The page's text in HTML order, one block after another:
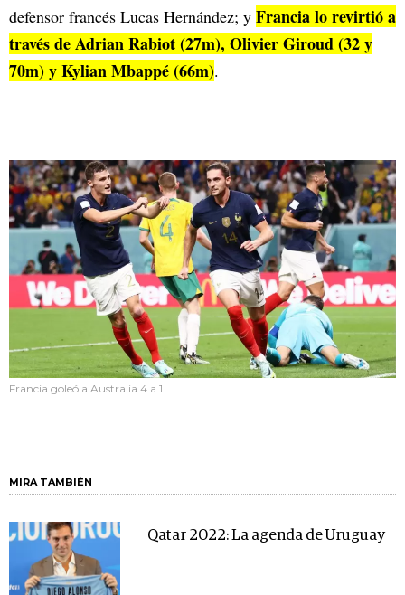
defensor francés Lucas Hernández; y Francia lo revirtió a
través de Adrian Rabiot (27m), Olivier Giroud (32 y
70m) y Kylian Mbappé (66m).
Francia goleó a Australia 4 a 1
MIRA TAMBIÉN
Qatar 2022: La agenda de Uruguay